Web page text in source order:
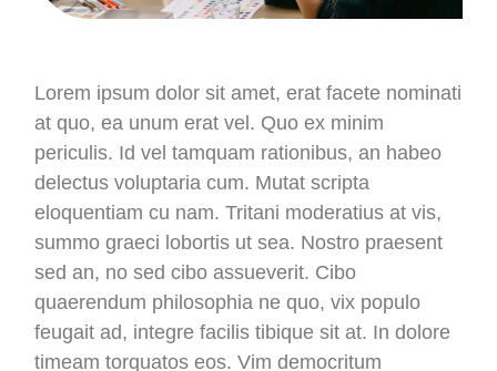
Lorem ipsum dolor sit amet, erat facete nominati
at quo, ea unum erat vel. Quo ex minim
periculis. Id vel tamquam rationibus, an habeo
delectus voluptaria cum. Mutat scripta
eloquentiam cu nam. Tritani moderatius at vis,
summo graeci lobortis ut sea. Nostro praesent
sed an, no sed cibo assueverit. Cibo
quaerendum philosophia ne quo, vix populo
feugait ad, integre facilis tibique sit at. In dolore
timeam torquatos eos. Vim democritum